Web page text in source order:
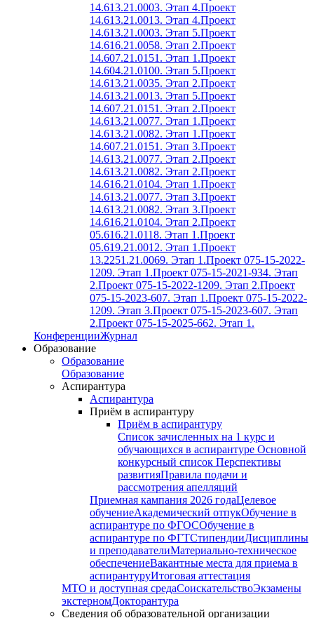
14.613.21.0003. Этап 4.Проект
14.613.21.0013. Этап 4.Проект
14.613.21.0003. Этап 5.Проект
14.616.21.0058. Этап 2.Проект
14.607.21.0151. Этап 1.Проект
14.604.21.0100. Этап 5.Проект
14.613.21.0035. Этап 2.Проект
14.613.21.0013. Этап 5.Проект
14.607.21.0151. Этап 2.Проект
14.613.21.0077. Этап 1.Проект
14.613.21.0082. Этап 1.Проект
14.607.21.0151. Этап 3.Проект
14.613.21.0077. Этап 2.Проект
14.613.21.0082. Этап 2.Проект
14.616.21.0104. Этап 1.Проект
14.613.21.0077. Этап 3.Проект
14.613.21.0082. Этап 3.Проект
14.616.21.0104. Этап 2.Проект
05.616.21.0118. Этап 1.Проект
05.619.21.0012. Этап 1.Проект
13.2251.21.0069. Этап 1.Проект 075-15-2022-
1209. Этап 1.Проект 075-15-2021-934. Этап
2.Проект 075-15-2022-1209. Этап 2.Проект
075-15-2023-607. Этап 1.Проект 075-15-2022-
1209. Этап 3.Проект 075-15-2023-607. Этап
2.Проект 075-15-2025-662. Этап 1.
КонференцииЖурнал
Образование
Образование
Образование
Аспирантура
Аспирантура
Приём в аспирантуру
Приём в аспирантуру
Список зачисленных на 1 курс и
обучающихся в аспирантуре Основной
конкурсный список Перспективы
развитияПравила подачи и
рассмотрения апелляций
Приемная кампания 2026 годаЦелевое
обучениеАкадемический отпукОбучение в
аспирантуре по ФГОСОбучение в
аспирантуре по ФГТСтипендииДисциплины
и преподавателиМатериально-техническое
обеспечениеВакантные места для приема в
аспирантуруИтоговая аттестация
МТО и доступная средаСоискательствоЭкзамены
экстерномДокторантура
Сведения об образовательной организации